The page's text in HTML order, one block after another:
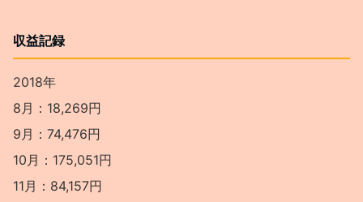
収益記録
2018年
8月：18,269円
9月：74,476円
10月：175,051円
11月：84,157円